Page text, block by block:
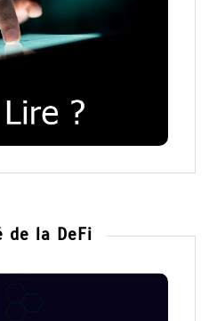
la DeFi